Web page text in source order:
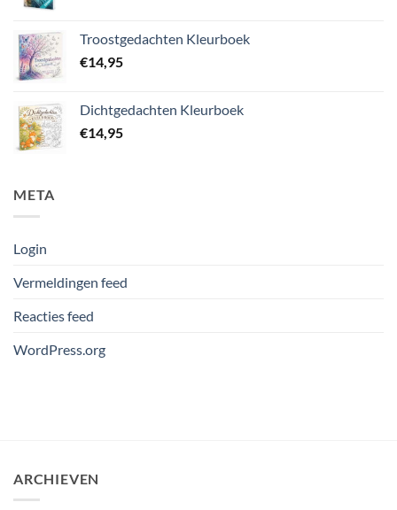
Troostgedachten Kleurboek
€14,95
Dichtgedachten Kleurboek
€14,95
META
Login
Vermeldingen feed
Reacties feed
WordPress.org
ARCHIEVEN